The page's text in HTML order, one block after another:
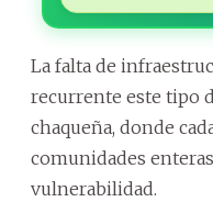
La falta de
recurrente este tipo
chaqueña, donde
comunidades
vulnerabilidad.